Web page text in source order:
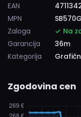
EAN
MPN
Zaloga
Na
Garancija
36m
Kategorija
Zgodovina cen